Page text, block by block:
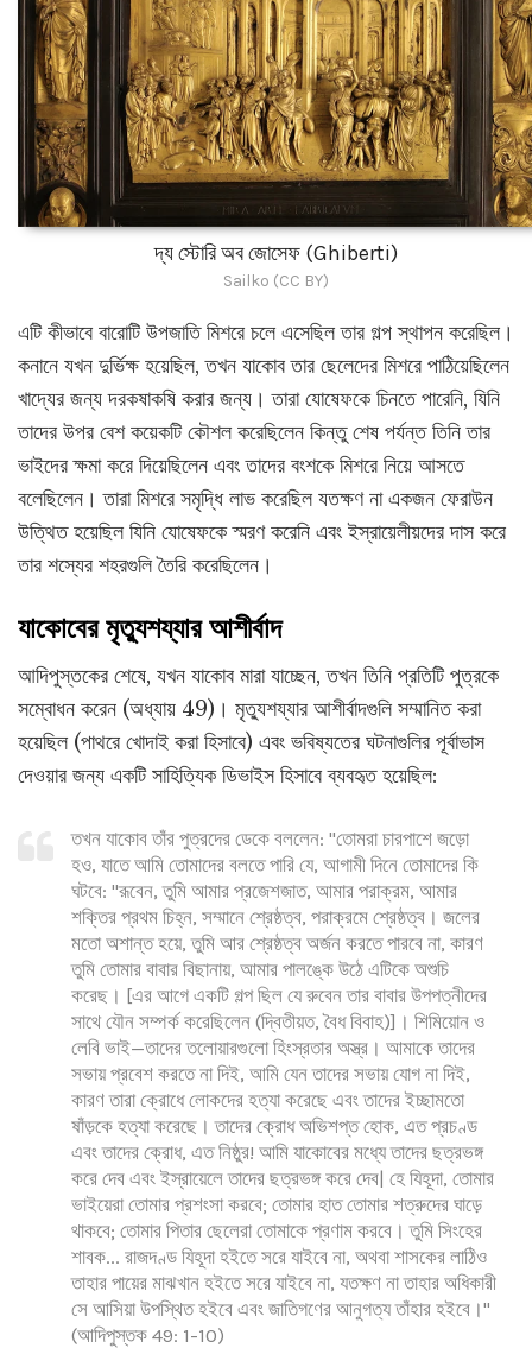
দ্য স্টোরি অব জোসেফ (Ghiberti)
Sailko (CC BY)
এটি কীভাবে বারোটি উপজাতি মিশরে চলে এসেছিল তার গল্প স্থাপন করেছিল।
কনানে যখন দুর্ভিক্ষ হয়েছিল, তখন যাকোব তার ছেলেদের মিশরে পাঠিয়েছিলেন
খাদ্যের জন্য দরকষাকষি করার জন্য। তারা যোষেফকে চিনতে পারেনি, যিনি
তাদের উপর বেশ কয়েকটি কৌশল করেছিলেন কিন্তু শেষ পর্যন্ত তিনি তার
ভাইদের ক্ষমা করে দিয়েছিলেন এবং তাদের বংশকে মিশরে নিয়ে আসতে
বলেছিলেন। তারা মিশরে সমৃদ্ধি লাভ করেছিল যতক্ষণ না একজন ফেরাউন
উত্থিত হয়েছিল যিনি যোষেফকে স্মরণ করেনি এবং ইস্রায়েলীয়দের দাস করে
তার শস্যের শহরগুলি তৈরি করেছিলেন।
যাকোবের মৃত্যুশয্যার আশীর্বাদ
আদিপুস্তকের শেষে, যখন যাকোব মারা যাচ্ছেন, তখন তিনি প্রতিটি পুত্রকে
সম্বোধন করেন (অধ্যায় 49)। মৃত্যুশয্যার আশীর্বাদগুলি সম্মানিত করা
হয়েছিল (পাথরে খোদাই করা হিসাবে) এবং ভবিষ্যতের ঘটনাগুলির পূর্বাভাস
দেওয়ার জন্য একটি সাহিত্যিক ডিভাইস হিসাবে ব্যবহৃত হয়েছিল:
তখন যাকোব তাঁর পুত্রদের ডেকে বললেন: "তোমরা চারপাশে জড়ো
হও, যাতে আমি তোমাদের বলতে পারি যে, আগামী দিনে তোমাদের কি
ঘটবে: "রূবেন, তুমি আমার প্রজেশজাত, আমার পরাক্রম, আমার
শক্তির প্রথম চিহ্ন, সম্মানে শ্রেষ্ঠত্ব, পরাক্রমে শ্রেষ্ঠত্ব। জলের
মতো অশান্ত হয়ে, তুমি আর শ্রেষ্ঠত্ব অর্জন করতে পারবে না, কারণ
তুমি তোমার বাবার বিছানায়, আমার পালঙ্কে উঠে এটিকে অশুচি
করেছ। [এর আগে একটি গল্প ছিল যে রুবেন তার বাবার উপপত্নীদের
সাথে যৌন সম্পর্ক করেছিলেন (দ্বিতীয়ত, বৈধ বিবাহ)]। শিমিয়োন ও
লেবি ভাই—তাদের তলোয়ারগুলো হিংস্রতার অস্ত্র। আমাকে তাদের
সভায় প্রবেশ করতে না দিই, আমি যেন তাদের সভায় যোগ না দিই,
কারণ তারা ক্রোধে লোকদের হত্যা করেছে এবং তাদের ইচ্ছামতো
ষাঁড়কে হত্যা করেছে। তাদের ক্রোধ অভিশপ্ত হোক, এত প্রচণ্ড
এবং তাদের ক্রোধ, এত নিষ্ঠুর! আমি যাকোবের মধ্যে তাদের ছত্রভঙ্গ
করে দেব এবং ইস্রায়েলে তাদের ছত্রভঙ্গ করে দেব| হে যিহূদা, তোমার
ভাইয়েরা তোমার প্রশংসা করবে; তোমার হাত তোমার শত্রুদের ঘাড়ে
থাকবে; তোমার পিতার ছেলেরা তোমাকে প্রণাম করবে। তুমি সিংহের
শাবক... রাজদণ্ড যিহূদা হইতে সরে যাইবে না, অথবা শাসকের লাঠিও
তাহার পায়ের মাঝখান হইতে সরে যাইবে না, যতক্ষণ না তাহার অধিকারী
সে আসিয়া উপস্থিত হইবে এবং জাতিগণের আনুগত্য তাঁহার হইবে।"
(আদিপুস্তক 49: 1-10)